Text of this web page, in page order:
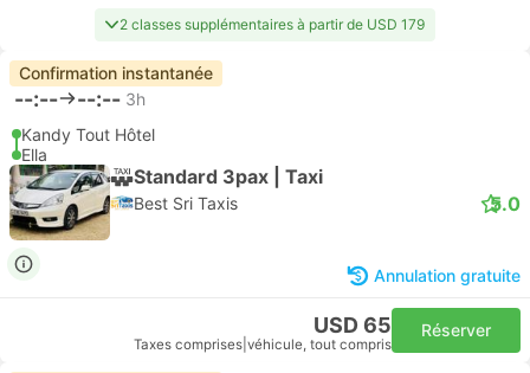
2 classes supplémentaires à partir de USD 179
Confirmation instantanée
--:-- --:-- 3h
Kandy Tout Hôtel
Ella
Standard 3pax | Taxi
Best Sri Taxis 5.0
Annulation gratuite
USD 65
Taxes comprises véhicule, tout compris
Réserver